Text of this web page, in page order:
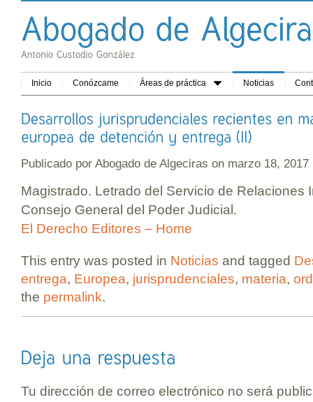
Inicio Conózcame Áreas de práctica Noticias
Publicado por Abogado de Algeciras on marzo 18,
Magistrado. Letrado del Servicio de Relaciones
Consejo General del Poder Judicial.
El Derecho Editores – Home
This entry was posted in Noticias and tagged
entrega, Europea, jurisprudenciales, materia,
the permalink.
Tu dirección de correo electrónico no será